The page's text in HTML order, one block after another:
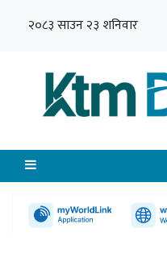
२०८३ साउन २३ शनिवार